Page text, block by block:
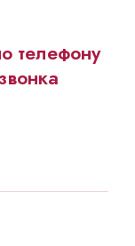
телефону